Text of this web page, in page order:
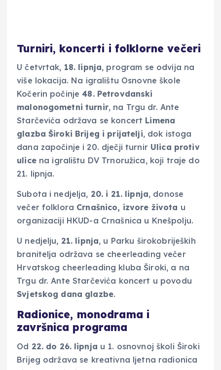
Turniri, koncerti i folklorne večeri
U četvrtak, 18. lipnja, program se odvija na
više lokacija. Na igralištu Osnovne škole
Kočerin počinje 48. Petrovdanski
malonogometni turnir, na Trgu dr. Ante
Starčevića održava se koncert Limena
glazba Široki Brijeg i prijatelji, dok istoga
dana započinje i 20. dječji turnir Ulica protiv
ulicena igralištu DV Trnoružica, koji traje do
21. lipnja.
Subota i nedjelja, 20. i 21. lipnja, donose
večer folklora Crnašnico, izvore života u
organizaciji HKUD-a Crnašnica u Knešpolju.
U nedjelju, 21. lipnja, u Parku širokobrijeških
branitelja održava se cheerleading večer
Hrvatskog cheerleading kluba Široki, a na
Trgu dr. Ante Starčevića koncert u povodu
Svjetskog dana glazbe.
Radionice, monodrama i
završnica programa
Od 22. do 26. lipnja u 1. osnovnoj školi Široki
Brijeg održava se kreativna ljetna radionica